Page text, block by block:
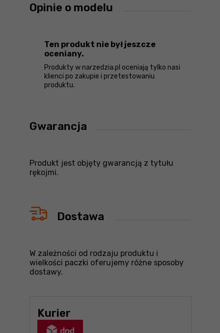
Opinie o modelu
Ten produkt nie był jeszcze
oceniany.
Produkty w narzedzia.pl oceniają tylko nasi
klienci po zakupie i przetestowaniu
produktu.
Gwarancja
Produkt jest objęty gwarancją z tytułu
rękojmi.
Dostawa
W zależności od rodzaju produktu i
wielkości paczki oferujemy różne sposoby
dostawy.
Kurier